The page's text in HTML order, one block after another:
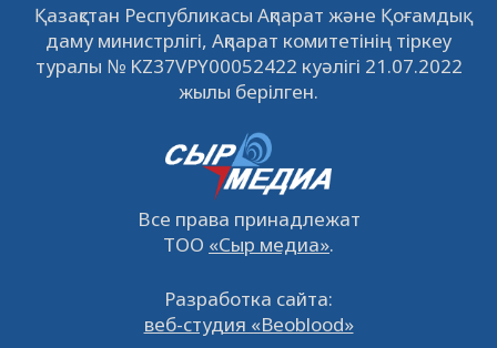
встречу с инвесторами в Кызылорде 22
ноября
21.11.2022 14939 0
Қазақстан Республикасы Ақпарат және Қоғамдық
даму министрлігі, Ақпарат комитетінің тіркеу
туралы № KZ37VPY00052422 куәлігі 21.07.2022
жылы берілген.
Все права принадлежат
ТОО «Сыр медиа».
Разработка сайта:
веб-студия «Beoblood»